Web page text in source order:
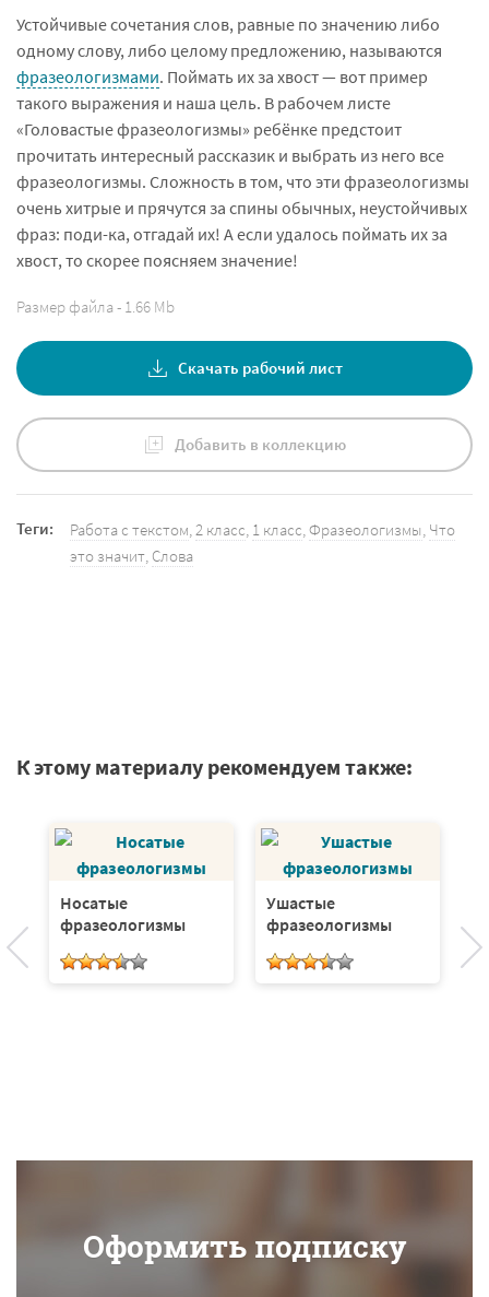
Устойчивые сочетания слов, равные по значению либо
одному слову, либо целому предложению, называются
фразеологизмами. Поймать их за хвост — вот пример
такого выражения и наша цель. В рабочем листе
«Головастые фразеологизмы» ребёнке предстоит
прочитать интересный рассказик и выбрать из него все
фразеологизмы. Сложность в том, что эти фразеологизмы
очень хитрые и прячутся за спины обычных, неустойчивых
фраз: поди-ка, отгадай их! А если удалось поймать их за
хвост, то скорее поясняем значение!
Размер файла - 1.66 Mb
Скачать рабочий лист
Добавить в коллекцию
Теги: Работа с текстом 2 класс 1 класс Фразеологизмы Что
это значит Слова
К этому материалу рекомендуем также:
Носатые
фразеологизмы
Ушастые
фразеологизмы
Оформить подписку